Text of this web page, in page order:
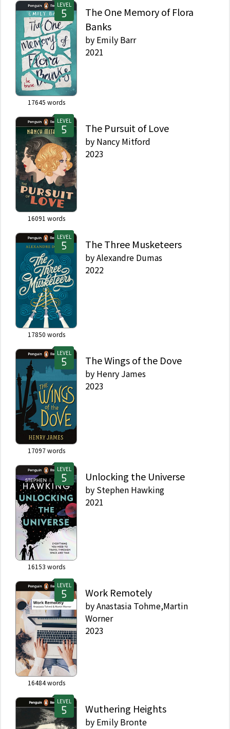
LEVEL
17645 words
The One Memory of Flora
Banks
by Emily Barr
2021
LEVEL
16091 words
The Pursuit of Love
by Nancy Mitford
2023
LEVEL
17850 words
The Three Musketeers
byAlexandre Dumas
2022
LEVEL
17097words
The Wings of the Dove
by Henry James
2023
LEVEL
16153 words
Unlocking the Universe
by Stephen Hawking
2021
LEVEL
16484words
Work Remotely
byAnastasia Tohme,Martin
Worner
2023
LEVEL
Wuthering Heights
by Emily Bronte